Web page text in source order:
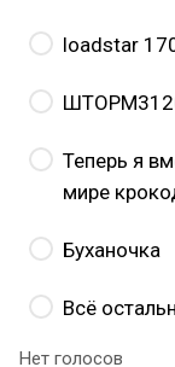
loadstar
Теперь я
мире
Буханочка
Всё
Нет голосов